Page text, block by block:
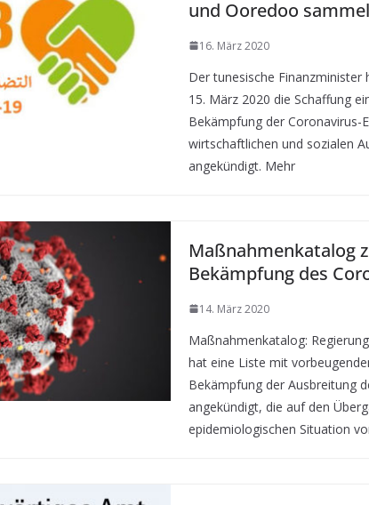
und Ooredoo
16. März 2020
Der tunesische Finanzminister
15. März 2020 die Schaffung
Bekämpfung der Coronavirus-
wirtschaftlichen und sozialen
angekündigt. Mehr
Maßnahmenkatalog
Bekämpfung des
14. März 2020
Maßnahmenkatalog:
hat eine Liste mit
Bekämpfung der Ausbreitung
angekündigt, die auf den
epidemiologischen Situation